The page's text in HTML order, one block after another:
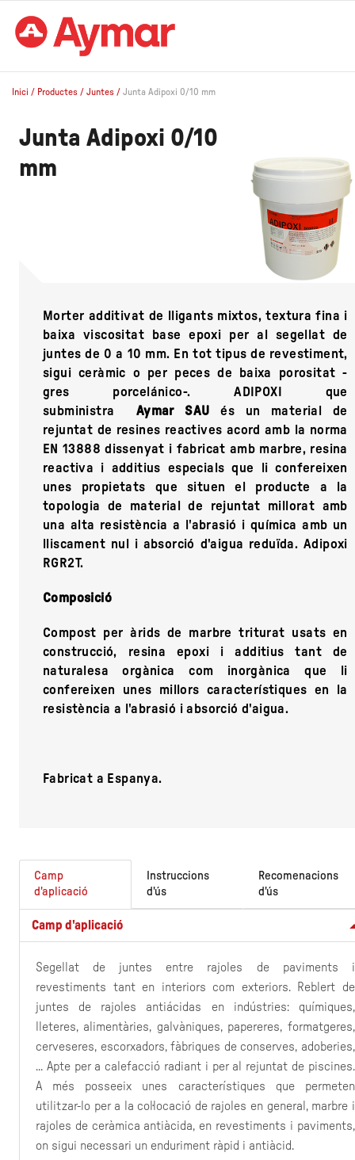
Inici / Productes / Juntes /Junta Adipoxi 0/10 mm
Junta Adipoxi 0/10
mm
Morter additivat de lligants mixtos, textura fina i
baixa viscositat base epoxi per al segellat de
juntes de 0 a 10 mm. En tot tipus de revestiment,
sigui ceràmic o per peces de baixa porositat -
gres porcelánico-. ADIPOXI que
subministra Aymar SAU és un material de
rejuntat de resines reactives acord amb la norma
EN 13888 dissenyat i fabricat amb marbre, resina
reactiva i additius especials que li confereixen
unes propietats que situen el producte a la
topologia de material de rejuntat millorat amb
una alta resistència a l'abrasió i química amb un
lliscament nul i absorció d'aigua reduïda. Adipoxi
RGR2T.
Composició
Compost per àrids de marbre triturat usats en
construcció, resina epoxi i additius tant de
naturalesa orgànica com inorgànica que li
confereixen unes millors característiques en la
resistència a l'abrasió i absorció d'aigua.
Fabricat a Espanya.
Camp
d'aplicació
Instruccions
d'ús
Recomenacions
d'ús
Camp d'aplicació
Segellat de juntes entre rajoles de paviments i
revestiments tant en interiors com exteriors. Reblert de
juntes de rajoles antiácidas en indústries: químiques,
lleteres, alimentàries, galvàniques, papereres, formatgeres,
cerveseres, escorxadors, fàbriques de conserves, adoberies,
... Apte per a calefacció radiant i per al rejuntat de piscines.
A més posseeix unes característiques que permeten
utilitzar-lo per a la col·locació de rajoles en general, marbre i
rajoles de ceràmica antiàcida, en revestiments i paviments,
on sigui necessari un enduriment ràpid i antiàcid.